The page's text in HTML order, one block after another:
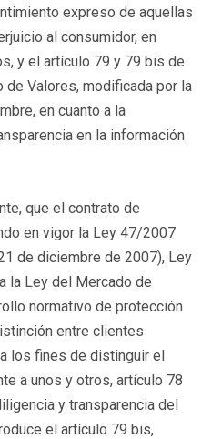
expreso de aquellas
al consumidor, en
y el artículo 79 y 79 bis de
Valores, modificada por la
en cuanto a la
en la información
que el contrato de
en vigor la Ley 47/2007
de diciembre de 2007), Ley
la Ley del Mercado de
normativo de protección
entre clientes
los fines de distinguir el
a unos y otros, artículo 78
y transparencia del
el artículo 79 bis,